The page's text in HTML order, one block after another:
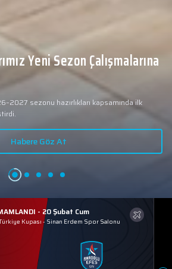
Yeni Sezon Çalışmalarına
sezonu hazırlıkları kapsamında ilk
Habere Göz At
- 20 Şubat Cum
Kupası - Sinan Erdem Spor Salonu